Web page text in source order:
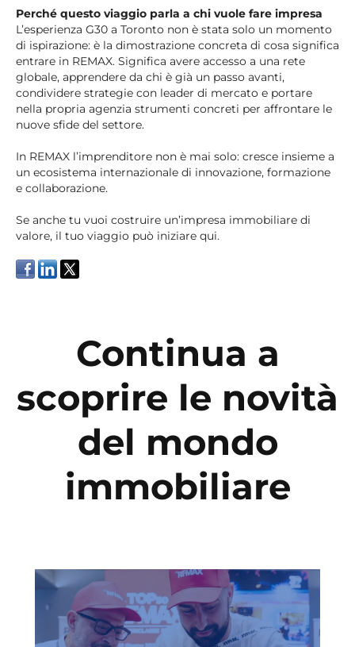
Perché questo viaggio parla a chi vuole fare impresa
L’esperienza G30 a Toronto non è stata solo un momento
di ispirazione: è la dimostrazione concreta di cosa significa
entrare in REMAX. Significa avere accesso a una rete
globale, apprendere da chi è già un passo avanti,
condividere strategie con leader di mercato e portare
nella propria agenzia strumenti concreti per affrontare le
nuove sfide del settore.
In REMAX l’imprenditore non è mai solo: cresce insieme a
un ecosistema internazionale di innovazione, formazione
e collaborazione.
Se anche tu vuoi costruire un’impresa immobiliare di
valore, il tuo viaggio può iniziare qui.
Continua a
scoprire le novità
del mondo
immobiliare